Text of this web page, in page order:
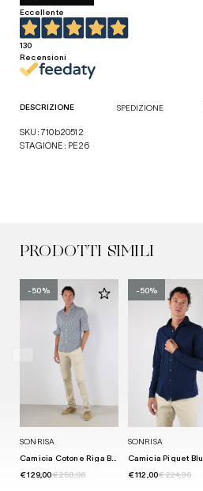
Eccellente
130
Recensioni
DESCRIZIONE SPEDIZIONE
SKU: 710b20512
STAGIONE: PE26
PRODOTTI SIMILI
-50%
SONRISA
€ 129,00€ 258,00
-50%
SONRISA
Camicia Piquet Blu
€ 112,00€ 224,00